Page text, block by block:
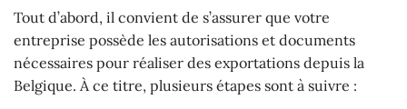
Tout d’abord, il convient de s’assurer que votre
entreprise possède les autorisations et documents
nécessaires pour réaliser des exportations depuis la
Belgique. À ce titre, plusieurs étapes sont à suivre :